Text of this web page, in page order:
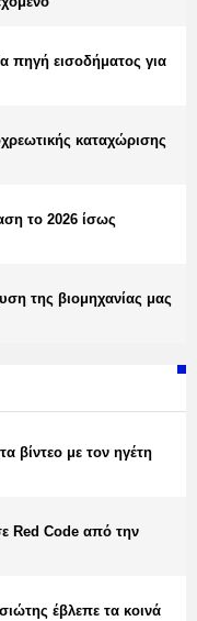
πηγή εισοδήματος για
καταχώρισης
το 2026 ίσως
της βιομηχανίας μας
βίντεο με τον ηγέτη
Red Code από την
έβλεπε τα κοινά